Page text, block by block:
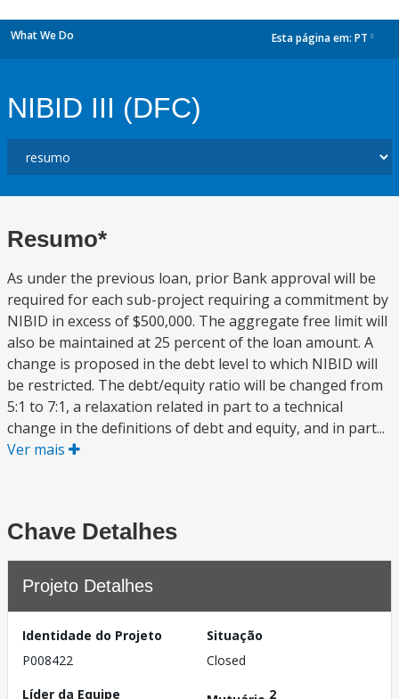
What We Do Esta página em: PT
NIBID III (DFC)
Resumo*
As under the previous loan, prior Bank approval will be
required for each sub-project requiring a commitment by
NIBID in excess of $500,000. The aggregate free limit will
also be maintained at 25 percent of the loan amount. A
change is proposed in the debt level to which NIBID will
be restricted. The debt/equity ratio will be changed from
5:1 to 7:1, a relaxation related in part to a technical
change in the definitions of debt and equity, and in part...
Ver mais
Chave Detalhes
Projeto Detalhes
Identidade do Projeto
P008422
Situação
Closed
Líder da Equipe
2